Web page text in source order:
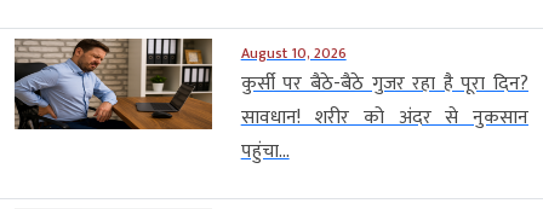
August 10, 2026
कुर्सी पर बैठे-बैठे गुजर रहा है पूरा दिन?
सावधान! शरीर को अंदर से नुकसान
पहुंचा...